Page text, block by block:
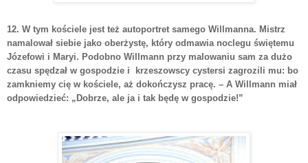
12. W tym kościele jest też autoportret samego Willmanna. Mistrz
namalował siebie jako oberżystę, który odmawia noclegu świętemu
Józefowi i Maryi. Podobno Willmann przy malowaniu sam za dużo
czasu spędzał w gospodzie i krzeszowscy cystersi zagrozili mu: bo
zamkniemy cię w kościele, aż dokończysz pracę. – A Willmann miał
odpowiedzieć: „Dobrze, ale ja i tak będę w gospodzie!”